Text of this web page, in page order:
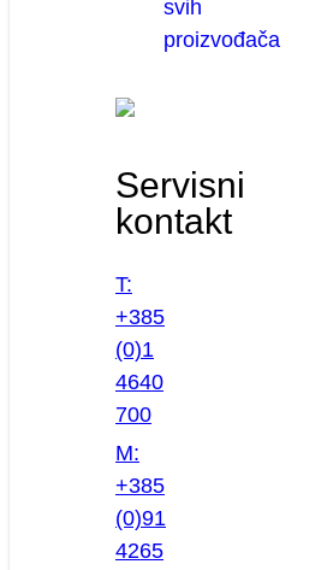
svih
proizvođača
Servisni
kontakt
T:
+385
(0)1
4640
700
M:
+385
(0)91
4265